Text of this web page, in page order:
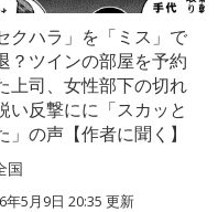
クハラ」を「ミス」で
？ツインの部屋を予約
上司、女性部下の切れ
い反撃にに「スカッと
」の声【作者に聞く】
国
年5月9日 20:35 更新